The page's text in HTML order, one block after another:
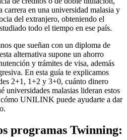
carrera en una universidad malasia y
del extranjero, obteniendo el
todo el tiempo en ese país.
que sueñan con un diploma de
alternativa supone un ahorro
y trámites de visa, además
En esta guía te explicamos
2+1, 1+2 y 3+0, cuánto dinero
universidades malasias lideran estos
UNILINK puede ayudarte a dar
programas Twinning: